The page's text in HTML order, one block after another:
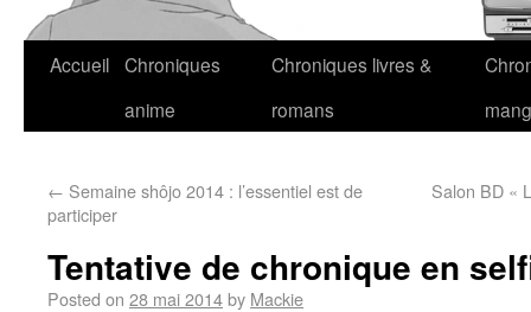
Accueil Chroniques
anime
Chroniques livres &
romans
← Semaine shôjo 2014 : l’essentiel est de
participer
Salon BD «
Tentative de chronique en
Posted on 28 mai 2014by Mackie